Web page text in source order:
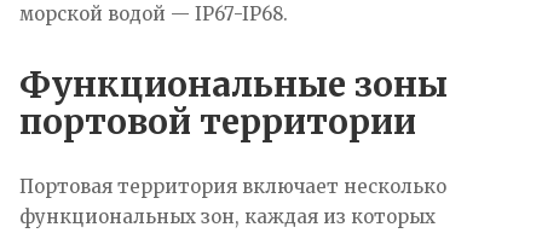
морской водой — IP67-IP68.
Функциональные зоны
портовой территории
Портовая территория включает несколько
функциональных зон, каждая из которых